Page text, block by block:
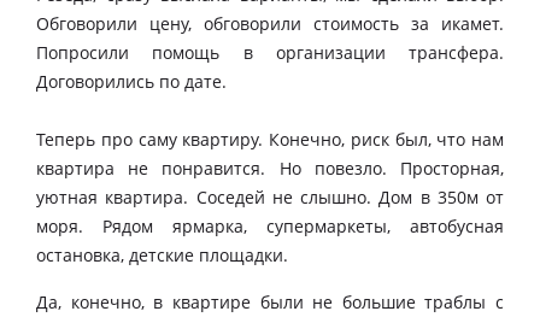
Обговорили цену, обговорили стоимость за икамет.
Попросили помощь в организации трансфера.
Договорились по дате.
Теперь про саму квартиру. Конечно, риск был, что нам
квартира не понравится. Но повезло. Просторная,
уютная квартира. Соседей не слышно. Дом в 350м от
моря. Рядом ярмарка, супермаркеты, автобусная
остановка, детские площадки.
Да, конечно, в квартире были не большие траблы с